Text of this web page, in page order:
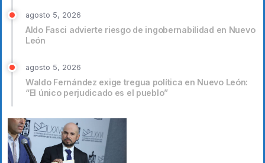
agosto 5, 2026
Aldo Fasci advierte riesgo de ingobernabilidad en Nuevo
León
agosto 5, 2026
Waldo Fernández exige tregua política en Nuevo León:
“El único perjudicado es el pueblo”